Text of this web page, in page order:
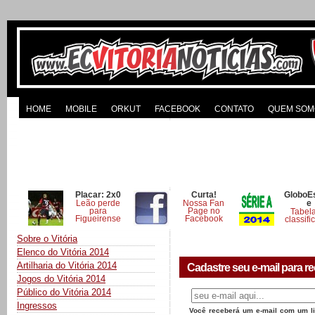
HOME MOBILE ORKUT FACEBOOK CONTATO QUEM
Placar: 2x0
Leão perde
para
Figueirense
Curta!
Nossa Fan
Page no
Facebook
e
Sobre o Vitória
Elenco do Vitória 2014
Artilharia do Vitória 2014
Jogos do Vitória 2014
Público do Vitória 2014
Ingressos
Cadastre seu e-mail para
Você receberá um e-mail com um